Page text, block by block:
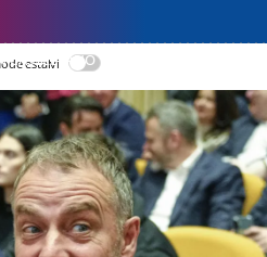
CASTELLANO
estalvi